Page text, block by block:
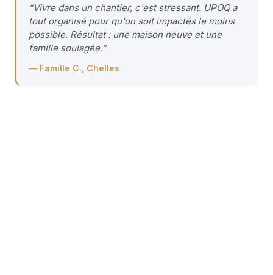
“Vivre dans un chantier, c'est stressant. UPOQ a
tout organisé pour qu'on soit impactés le moins
possible. Résultat : une maison neuve et une
famille soulagée.”
— Famille C., Chelles